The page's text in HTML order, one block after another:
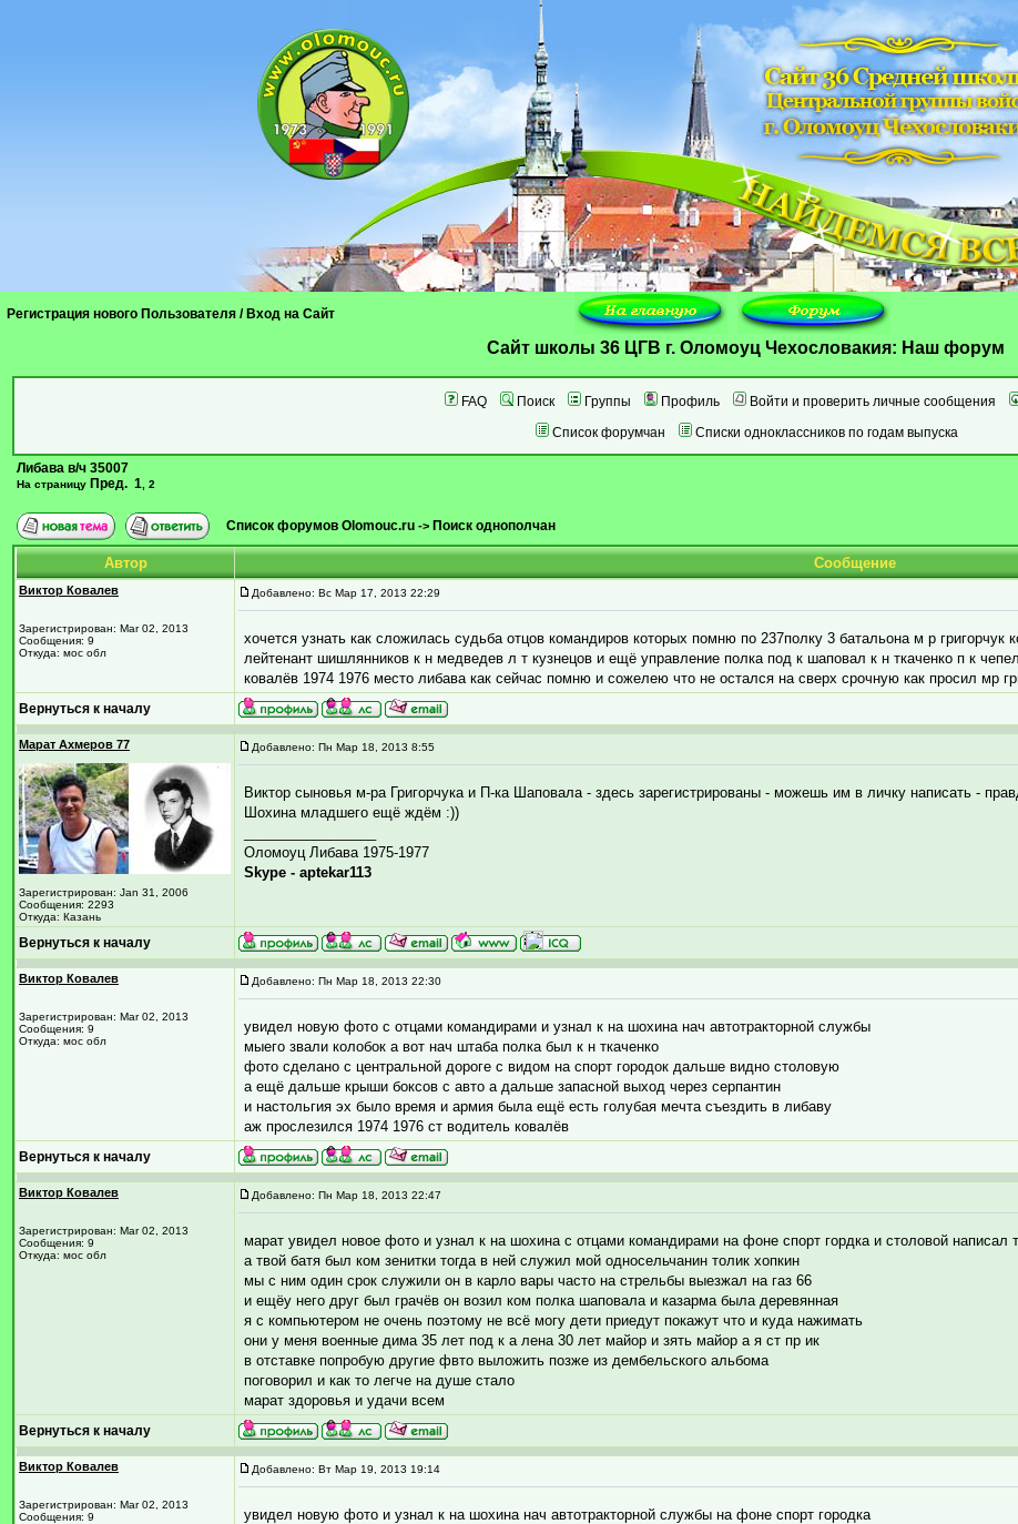
Регистрация нового Пользователя / Вход на Сайт
Cайт школы 36 ЦГВ г. Оломоуц Чехословакия: Наш форум
FAQ Поиск Группы Профиль Войти и проверить личные сообщения
Список форумчан
Списки одноклассников по годам выпуска
Либава в/ч 35007
На страницу Пред. 1 2
Список форумов Olomouc.ru -> Поиск однополчан
Автор Сообщение
Виктор Ковалев
Зарегистрирован: Mar 02, 2013
Сообщения: 9
Откуда: мос обл
Добавлено: Вс Мар 17, 2013 22:29
хочется узнать как сложилась судьба отцов командиров которых помню по 237полку 3 батальона м р григорчук
лейтенант шишлянников к н медведев л т кузнецов и ещё управление полка под к шаповал к н ткаченко п к
ковалёв 1974 1976 место либава как сейчас помню и сожелею что не остался на сверх срочную как просил мр
Вернуться к началу
Марат Ахмеров 77
Зарегистрирован: Jan 31, 2006
Сообщения: 2293
Откуда: Казань
Добавлено: Пн Мар 18, 2013 8:55
Виктор сыновья м-ра Григорчука и П-ка Шаповала - здесь зарегистрированы - можешь им в личку написать -
Шохина младшего ещё ждём :))
Оломоуц Либава 1975-1977
Skype - aptekar113
Вернуться к началу
Виктор Ковалев
Зарегистрирован: Mar 02, 2013
Сообщения: 9
Откуда: мос обл
Добавлено: Пн Мар 18, 2013 22:30
увидел новую фото с отцами командирами и узнал к на шохина нач автотракторной службы
мыего звали колобок а вот нач штаба полка был к н ткаченко
фото сделано с центральной дороге с видом на спорт городок дальше видно столовую
а ещё дальше крыши боксов с авто а дальше запасной выход через серпантин
и настольгия эх было время и армия была ещё есть голубая мечта съездить в либаву
аж прослезился 1974 1976 ст водитель ковалёв
Вернуться к началу
Виктор Ковалев
Зарегистрирован: Mar 02, 2013
Сообщения: 9
Откуда: мос обл
Добавлено: Пн Мар 18, 2013 22:47
марат увидел новое фото и узнал к на шохина с отцами командирами на фоне спорт гордка и столовой написал
а твой батя был ком зенитки тогда в ней служил мой односельчанин толик хопкин
мы с ним один срок служили он в карло вары часто на стрельбы выезжал на газ 66
и ещёу него друг был грачёв он возил ком полка шаповала и казарма была деревянная
я с компьютером не очень поэтому не всё могу дети приедут покажут что и куда нажимать
они у меня военные дима 35 лет под к а лена 30 лет майор и зять майор а я ст пр ик
в отставке попробую другие фвто выложить позже из дембельского альбома
поговорил и как то легче на душе стало
марат здоровья и удачи всем
Вернуться к началу
Виктор Ковалев
Зарегистрирован: Mar 02, 2013
Сообщения: 9
Добавлено: Вт Мар 19, 2013 19:14
увидел новую фото и узнал к на шохина нач автотракторной службы на фоне спорт городка